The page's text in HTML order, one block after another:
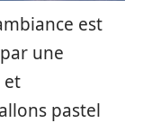
est
une
et
pastel